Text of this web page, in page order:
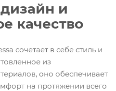
и
качество
сочетает в себе стиль и
из
оно обеспечивает
на протяжении всего